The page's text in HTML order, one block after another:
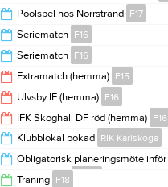
Poolspel hos Norrstrand F17
Seriematch F16
Seriematch F16
Extramatch (hemma) F15
Ulvsby IF (hemma) F16
IFK Skoghall DF röd (hemma) F16
Klubblokal bokad RIK Karlskoga
Obligatorisk planeringsmöte inför
Karlskogaandan
Träning F18